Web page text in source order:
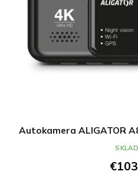
Autokamera ALIGATOR